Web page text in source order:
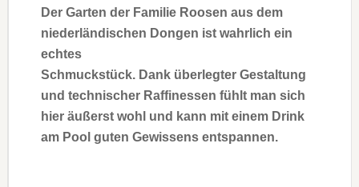
Der Garten der Familie Roosen aus dem
niederländischen Dongen ist wahrlich ein
echtes
Schmuckstück. Dank überlegter Gestaltung
und technischer Raffinessen fühlt man sich
hier äußerst wohl und kann mit einem Drink
am Pool guten Gewissens entspannen.